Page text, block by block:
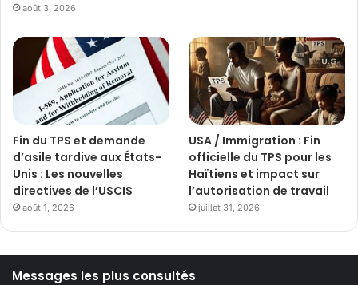
août 3, 2026
Fin du TPS et demande
d’asile tardive aux États-
Unis : Les nouvelles
directives de l’USCIS
août 1, 2026
USA / Immigration : Fin
officielle du TPS pour les
Haïtiens et impact sur
l’autorisation de travail
juillet 31, 2026
Messages les plus consultés